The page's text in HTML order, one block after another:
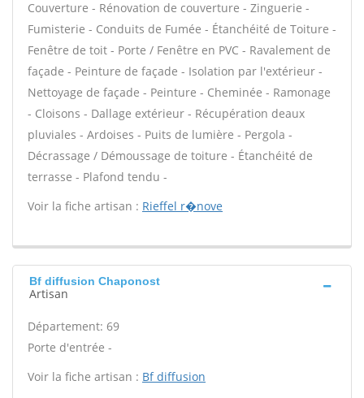
Couverture - Rénovation de couverture - Zinguerie -
Fumisterie - Conduits de Fumée - Étanchéité de Toiture -
Fenêtre de toit - Porte / Fenêtre en PVC - Ravalement de
façade - Peinture de façade - Isolation par l'extérieur -
Nettoyage de façade - Peinture - Cheminée - Ramonage
- Cloisons - Dallage extérieur - Récupération deaux
pluviales - Ardoises - Puits de lumière - Pergola -
Décrassage / Démoussage de toiture - Étanchéité de
terrasse - Plafond tendu -
Voir la fiche artisan : Rieffel r�nove
Bf diffusion Chaponost
Artisan
Département: 69
Porte d'entrée -
Voir la fiche artisan : Bf diffusion